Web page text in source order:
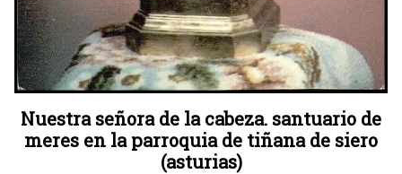
Nuestra señora de la cabeza. santuario de
meres en la parroquia de tiñana de siero
(asturias)